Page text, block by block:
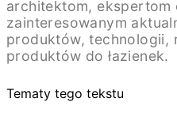
architektom, ekspertom
zainteresowanym
produktów, technologii,
produktów do łazienek.
Tematy tego tekstu